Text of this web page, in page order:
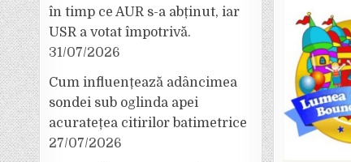
în timp ce AUR s-a abținut, iar
USR a votat împotrivă.
31/07/2026
Cum influențează adâncimea
sondei sub oglinda apei
acuratețea citirilor batimetrice
27/07/2026